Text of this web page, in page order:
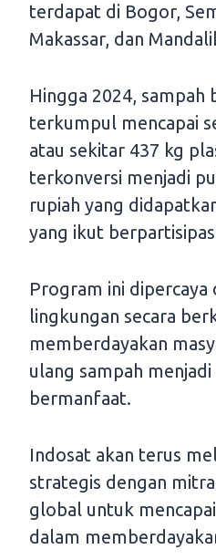
terdapat di Bogor,
Makassar, dan
Hingga 2024,
terkumpul mencapai
atau sekitar 437 kg
terkonversi menjadi
rupiah yang
yang ikut
Program ini
lingkungan secara
memberdayakan
ulang sampah
bermanfaat.
Indosat akan terus
strategis dengan
global untuk
dalam